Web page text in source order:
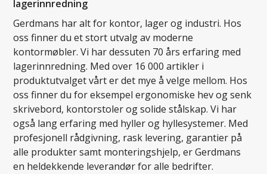
lagerinnredning
Gerdmans har alt for kontor, lager og industri. Hos
oss finner du et stort utvalg av moderne
kontormøbler. Vi har dessuten 70 års erfaring med
lagerinnredning. Med over 16 000 artikler i
produktutvalget vårt er det mye å velge mellom. Hos
oss finner du for eksempel ergonomiske hev og senk
skrivebord, kontorstoler og solide stålskap. Vi har
også lang erfaring med hyller og hyllesystemer. Med
profesjonell rådgivning, rask levering, garantier på
alle produkter samt monteringshjelp, er Gerdmans
en heldekkende leverandør for alle bedrifter.